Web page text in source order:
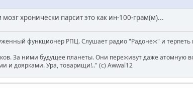
хронически парсит это как ин-100-грам(м)...
функционер РПЦ. Слушает радио "Радонеж" и терпеть
За ними будущее планеты. Они переживут даже атомную
и доярками. Ура, товарищи!.." (c) Awwal12